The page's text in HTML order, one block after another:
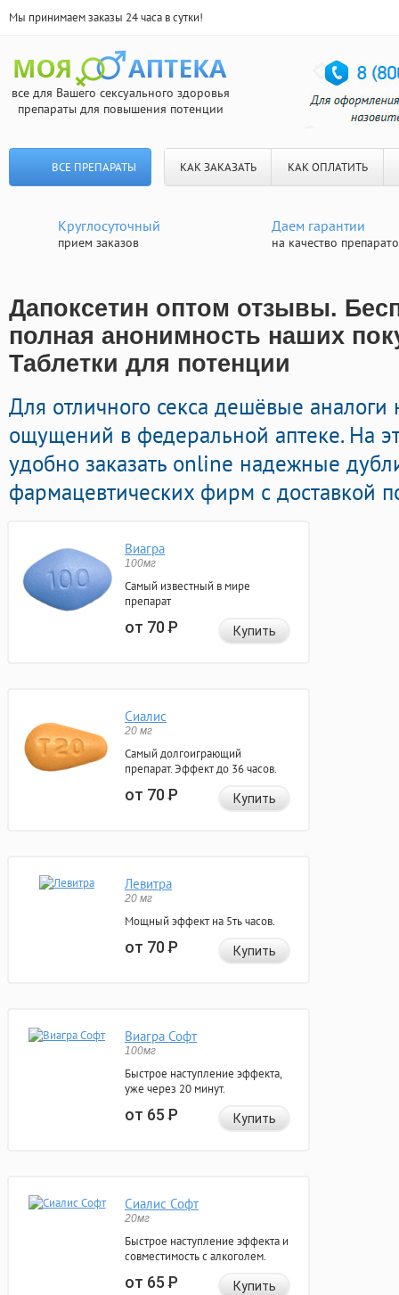
Мы принимаем заказы 24 часа в сутки!
все для Вашего сексуального здоровья
препараты для повышения потенции
ВСЕ ПРЕПАРАТЫ КАК ЗАКАЗАТЬ КАК ОПЛАТИТЬ
Круглосуточный
прием заказов
Даем гарантии
на качество
Дапоксетин оптом отзывы.
полная анонимность наших
Таблетки для потенции
Для отличного секса дешёвые
ощущений в федеральной аптеке. На
удобно заказать online надежные
фармацевтических фирм с доставкой
Виагра
100мг
Самый известный в мире
препарат
от 70Р Купить
Сиалис
20 мг
Самый долгоиграющий
препарат. Эффект до 36 часов.
от 70Р Купить
Левитра
20 мг
Мощный эффект на 5ть часов.
от 70Р Купить
Виагра Софт
100мг
Быстрое наступление эффекта,
уже через 20 минут.
от 65Р Купить
Сиалис Софт
20мг
Быстрое наступление эффекта и
совместимость с алкоголем.
от 65Р Купить